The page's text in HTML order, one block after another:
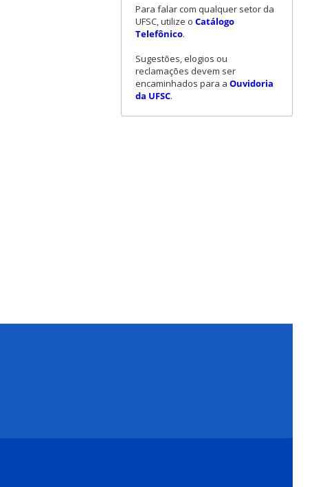
Para falar com qualquer setor da
UFSC, utilize o Catálogo
Telefônico.
Sugestões, elogios ou
reclamações devem ser
encaminhados para a Ouvidoria
da UFSC.